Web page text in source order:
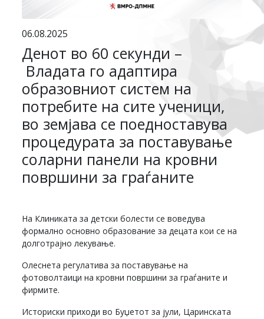
06.08.2025
Денот во 60 секунди –
Владата го адаптира
образовниот систем на
потребите на сите ученици,
во земјава се поедноставува
процедурата за поставување
соларни панели на кровни
површини за граѓаните
На Клиниката за детски болести се воведува
формално основно образование за децата кои се на
долготрајно лекување.
Олеснета регулатива за поставување на
фотоволтаици на кровни површини за граѓаните и
фирмите.
Историски приходи во Буџетот за јули, Царинската